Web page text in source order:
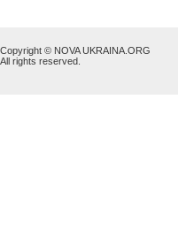
Copyright © NOVA UKRAINA.ORG
All rights reserved.